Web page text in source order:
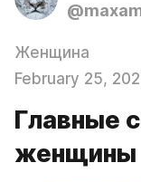
Женщина
February 25,
Главные
женщины